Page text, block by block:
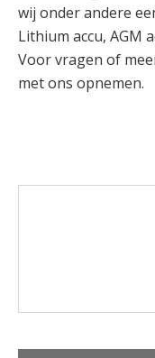
wij onder andere
Lithium accu, AGM
Voor vragen of
met ons opnemen.